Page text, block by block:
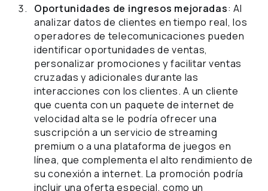
Oportunidades de ingresos mejoradas: Al
analizar datos de clientes en tiempo real, los
operadores de telecomunicaciones pueden
identificar oportunidades de ventas,
personalizar promociones y facilitar ventas
cruzadas y adicionales durante las
interacciones con los clientes. A un cliente
que cuenta con un paquete de internet de
velocidad alta se le podría ofrecer una
suscripción a un servicio de streaming
premium o a una plataforma de juegos en
línea, que complementa el alto rendimiento de
su conexión a internet. La promoción podría
incluir una oferta especial, como un